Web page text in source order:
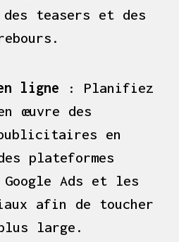
des teasers et des
ligne : Planifiez
œuvre des
publicitaires en
plateformes
Ads et les
afin de toucher
large.